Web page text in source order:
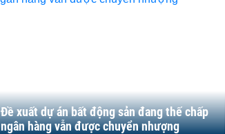
Đề xuất dự án bất động sản đang thế chấp
ngân hàng vẫn được chuyển nhượng